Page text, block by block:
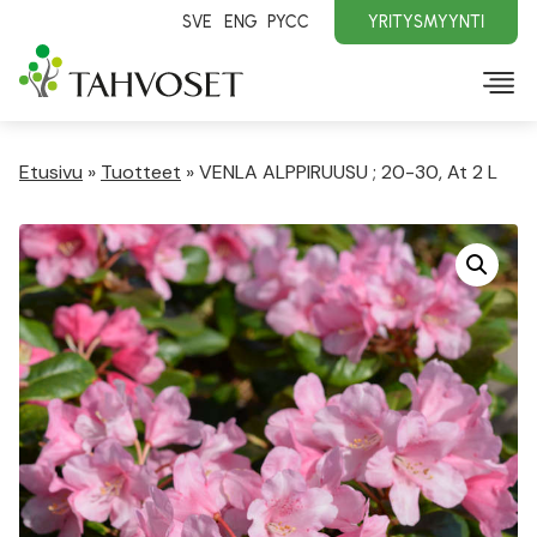
SVE ENG PYCC YRITYSMYYNTI
Etusivu » Tuotteet »VENLA ALPPIRUUSU ; 20-30, At 2 L